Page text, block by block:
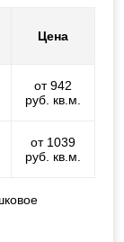
Цена
от 942
руб. кв.м.
от 1039
руб. кв.м.